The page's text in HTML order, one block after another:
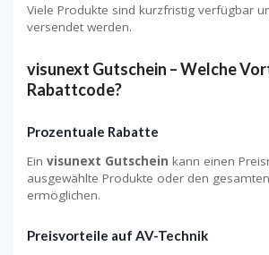
Viele Produkte sind kurzfristig verfügbar
versendet werden.
visunext Gutschein – Welche
Rabattcode?
Prozentuale Rabatte
Ein visunext Gutschein kann einen
ausgewählte Produkte oder den
ermöglichen.
Preisvorteile auf AV-Technik